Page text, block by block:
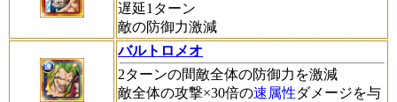
遅延1ターン
敵の防御力激減
バルトロメオ
2ターンの間敵全体の防御力を激減
敵全体の攻撃×30倍の速属性ダメージを与